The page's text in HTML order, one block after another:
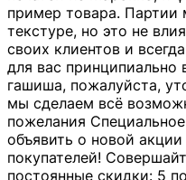
пример товара. Партии
текстуре, но это не
своих клиентов и
для вас
гашиша, пожалуйста,
мы сделаем всё
пожелания
объявить о новой
покупателей!
постоянные скидки: 5